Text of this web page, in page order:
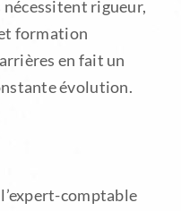
nécessitent rigueur,
formation
en fait un
évolution.
comptable